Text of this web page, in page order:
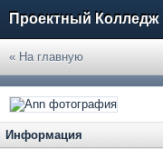
Проектный Колледж
« На главную
Информация